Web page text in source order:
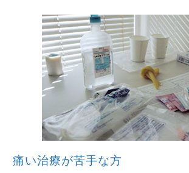
痛い治療が苦手な方